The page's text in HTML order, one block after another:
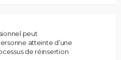
peut
atteinte d’une
de réinsertion